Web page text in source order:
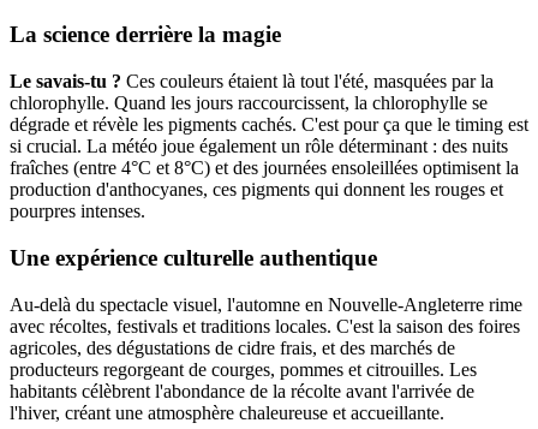
La science derrière la magie
Le savais-tu ? Ces couleurs étaient là tout l'été, masquées par la
chlorophylle. Quand les jours raccourcissent, la chlorophylle se
dégrade et révèle les pigments cachés. C'est pour ça que le timing est
si crucial. La météo joue également un rôle déterminant : des nuits
fraîches (entre 4°C et 8°C) et des journées ensoleillées optimisent la
production d'anthocyanes, ces pigments qui donnent les rouges et
pourpres intenses.
Une expérience culturelle authentique
Au-delà du spectacle visuel, l'automne en Nouvelle-Angleterre rime
avec récoltes, festivals et traditions locales. C'est la saison des foires
agricoles, des dégustations de cidre frais, et des marchés de
producteurs regorgeant de courges, pommes et citrouilles. Les
habitants célèbrent l'abondance de la récolte avant l'arrivée de
l'hiver, créant une atmosphère chaleureuse et accueillante.